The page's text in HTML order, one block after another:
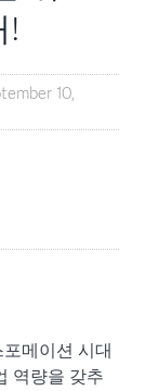
!
10,
메이션 시대
역량을 갖추